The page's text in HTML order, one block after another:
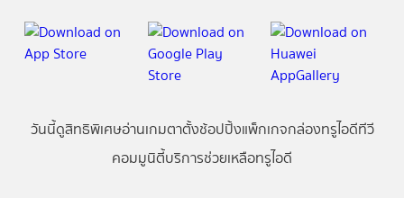
วันนี้ดูสิทธิพิเศษอ่านเกมตาตั้งช้อปปิ้งแพ็กเกจกล่องทรูไอดีทีวี
คอมมูนิตี้บริการช่วยเหลือทรูไอดี